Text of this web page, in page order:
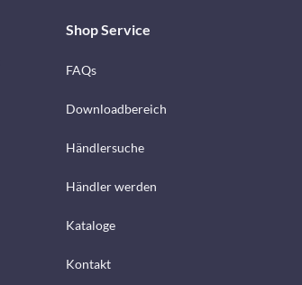
Shop Service
FAQs
Downloadbereich
Händlersuche
Händler werden
Kataloge
Kontakt